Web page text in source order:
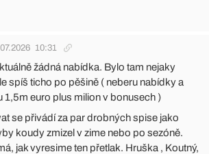
10:31
žádná nabídka. Bylo tam nejaky
spíš ticho po pěšině ( neberu nabídky a
1,5m euro plus milion v bonusech )
se přivádí za par drobných spise jako
koudy zmizel v zime nebo po sezóně.
jak vyresime ten přetlak. Hruška , Koutný,